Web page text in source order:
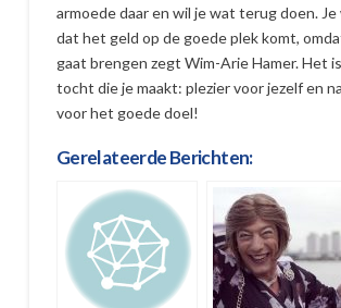
armoede daar en wil je wat terug doen.
dat het geld op de goede plek komt,
gaat brengen zegt Wim-Arie Hamer. Het
tocht die je maakt: plezier voor jezelf en
voor het goede doel!
Gerelateerde Berichten: